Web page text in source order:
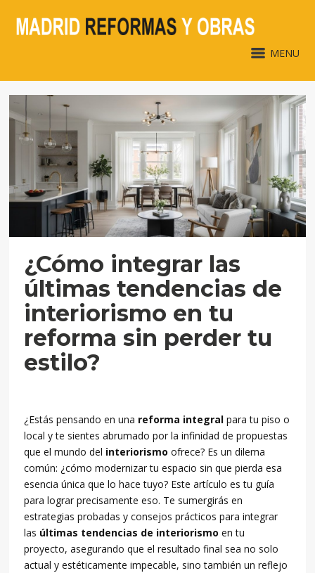
MENU
¿Cómo integrar las
últimas tendencias de
interiorismo en tu
reforma sin perder tu
estilo?
¿Estás pensando en una reforma integral para tu piso o
local y te sientes abrumado por la infinidad de propuestas
que el mundo del interiorismo ofrece? Es un dilema
común: ¿cómo modernizar tu espacio sin que pierda esa
esencia única que lo hace tuyo? Este artículo es tu guía
para lograr precisamente eso. Te sumergirás en
estrategias probadas y consejos prácticos para integrar
las últimas tendencias de interiorismo en tu
proyecto, asegurando que el resultado final sea no solo
actual y estéticamente impecable, sino también un reflejo